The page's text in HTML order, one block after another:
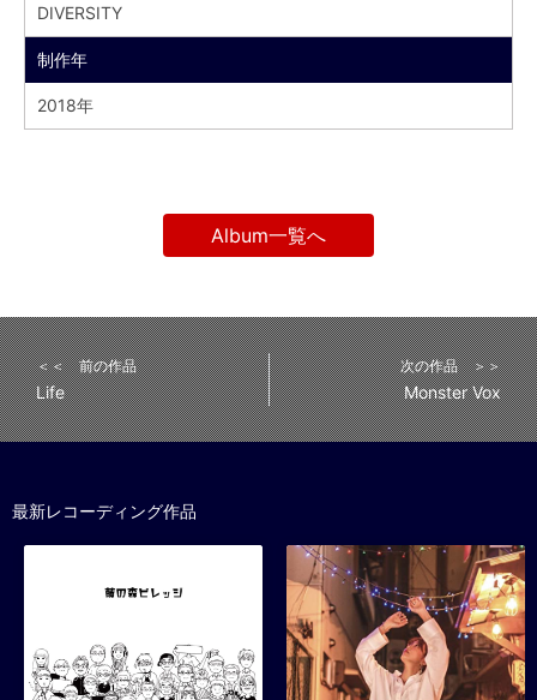
DIVERSITY
制作年
2018年
Album一覧へ
＜＜ 前の作品
Life
次の作品 ＞＞
Monster Vox
最新レコーディング作品